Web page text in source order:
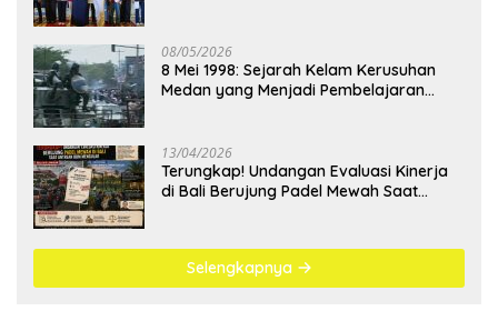
08/05/2026
8 Mei 1998: Sejarah Kelam Kerusuhan
Medan yang Menjadi Pembelajaran
13/04/2026
Terungkap! Undangan Evaluasi Kinerja
di Bali Berujung Padel Mewah Saat
Selengkapnya